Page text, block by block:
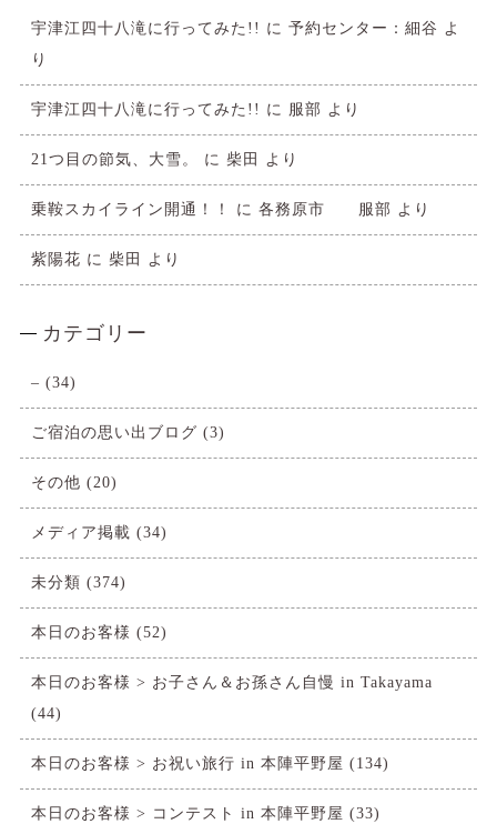
宇津江四十八滝に行ってみた!! に 予約センター：細谷 よ
り
宇津江四十八滝に行ってみた!! に 服部 より
21つ目の節気、大雪。 に 柴田 より
乗鞍スカイライン開通！！ に 各務原市 服部 より
紫陽花 に 柴田 より
カテゴリー
– (34)
ご宿泊の思い出ブログ (3)
その他 (20)
メディア掲載 (34)
未分類 (374)
本日のお客様 (52)
本日のお客様 > お子さん＆お孫さん自慢 in Takayama
(44)
本日のお客様 > お祝い旅行 in 本陣平野屋 (134)
本日のお客様 > コンテスト in 本陣平野屋 (33)